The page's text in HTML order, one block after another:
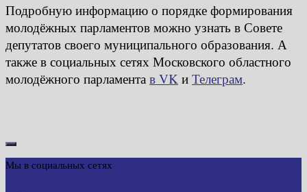
Подробную информацию о порядке формирования
молодёжных парламентов можно узнать в Совете
депутатов своего муниципального образования. А
также в социальных сетях Московского областного
молодёжного парламента в VK и Телеграм.
Мы в социальных сетях